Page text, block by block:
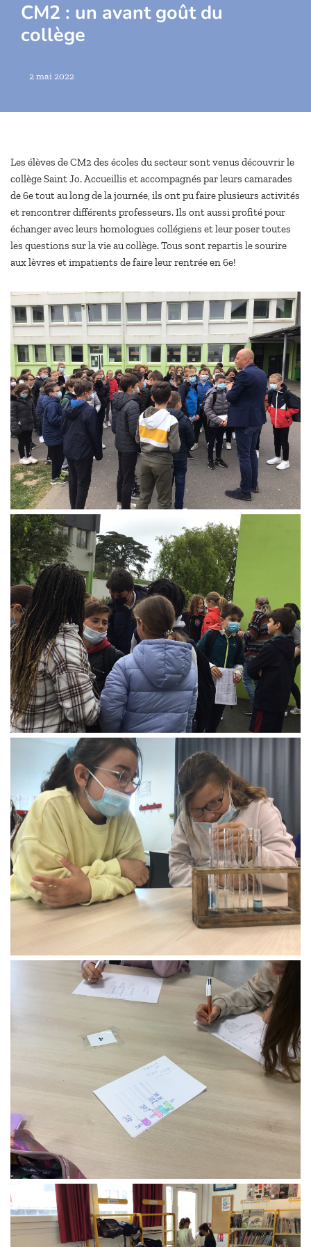
CM2 : un avant goût du
collège
2 mai 2022
Les élèves de CM2 des écoles du secteur sont venus découvrir le
collège Saint Jo. Accueillis et accompagnés par leurs camarades
de 6e tout au long de la journée, ils ont pu faire plusieurs activités
et rencontrer différents professeurs. Ils ont aussi profité pour
échanger avec leurs homologues collégiens et leur poser toutes
les questions sur la vie au collège. Tous sont repartis le sourire
aux lèvres et impatients de faire leur rentrée en 6e!